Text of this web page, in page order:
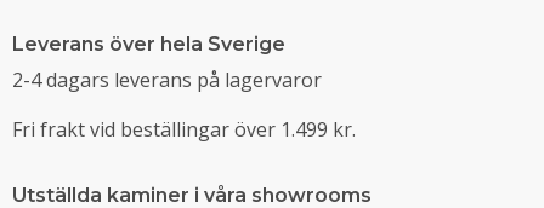
Leverans över hela Sverige
2-4 dagars leverans på lagervaror
Fri frakt vid beställingar över 1.499 kr.
Utställda kaminer i våra showrooms